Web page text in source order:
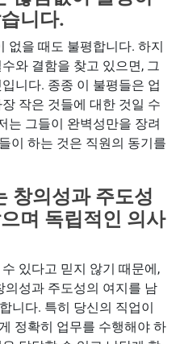
니다.
없을 때도 불평합니다. 하지
와 결함을 찾고 있으면, 그
니다. 종종 이 불평들은 업
작은 것들에 대한 것일 수
는 그들이 완벽성만을 장려
이 하는 것은 직원의 동기를
창의성과 주도성
며 독립적인 의사
있다고 믿지 않기 때문에,
성과 주도성의 여지를 남
니다. 특히 당신의 직업이
정확히 업무를 수행해야 하